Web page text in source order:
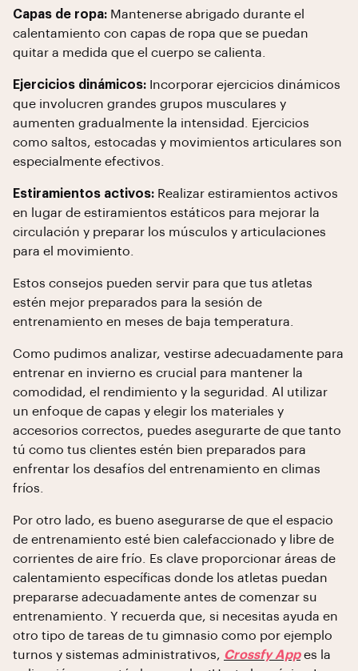
Capas de ropa: Mantenerse abrigado durante el
calentamiento con capas de ropa que se puedan
quitar a medida que el cuerpo se calienta.
Ejercicios dinámicos: Incorporar ejercicios dinámicos
que involucren grandes grupos musculares y
aumenten gradualmente la intensidad. Ejercicios
como saltos, estocadas y movimientos articulares son
especialmente efectivos.
Estiramientos activos: Realizar estiramientos activos
en lugar de estiramientos estáticos para mejorar la
circulación y preparar los músculos y articulaciones
para el movimiento.
Estos consejos pueden servir para que tus atletas
estén mejor preparados para la sesión de
entrenamiento en meses de baja temperatura.
Como pudimos analizar, vestirse adecuadamente para
entrenar en invierno es crucial para mantener la
comodidad, el rendimiento y la seguridad. Al utilizar
un enfoque de capas y elegir los materiales y
accesorios correctos, puedes asegurarte de que tanto
tú como tus clientes estén bien preparados para
enfrentar los desafíos del entrenamiento en climas
fríos.
Por otro lado, es bueno asegurarse de que el espacio
de entrenamiento esté bien calefaccionado y libre de
corrientes de aire frío. Es clave proporcionar áreas de
calentamiento específicas donde los atletas puedan
prepararse adecuadamente antes de comenzar su
entrenamiento. Y recuerda que, si necesitas ayuda en
otro tipo de tareas de tu gimnasio como por ejemplo
turnos y sistemas administrativos, Crossfy Appes la